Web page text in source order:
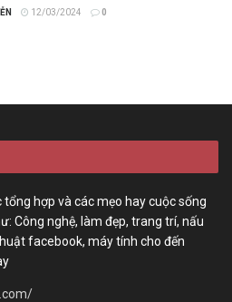
12/03/2024 0
hợp và các mẹo hay cuộc sống
Công nghệ, làm đẹp, trang trí, nấu
facebook, máy tính cho đến